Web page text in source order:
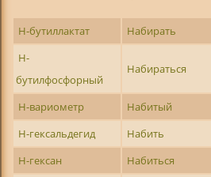
Н-бутиллактат Набирать
Н-
бутилфосфорный
Набираться
Н-вариометр Набитый
Н-гексальдегид
Набить
Н-гексан
Набиться